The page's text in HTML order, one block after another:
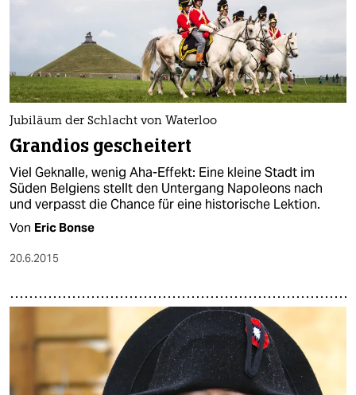
Jubiläum der Schlacht von Waterloo
Grandios gescheitert
Viel Geknalle, wenig Aha-Effekt: Eine kleine Stadt im
Süden Belgiens stellt den Untergang Napoleons nach
und verpasst die Chance für eine historische Lektion.
Von Eric Bonse
20.6.2015